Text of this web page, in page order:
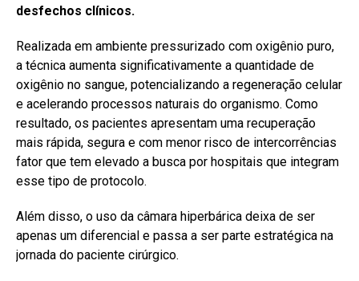
desfechos clínicos.
Realizada em ambiente pressurizado com oxigênio puro,
a técnica aumenta significativamente a quantidade de
oxigênio no sangue, potencializando a regeneração celular
e acelerando processos naturais do organismo. Como
resultado, os pacientes apresentam uma recuperação
mais rápida, segura e com menor risco de intercorrências
fator que tem elevado a busca por hospitais que integram
esse tipo de protocolo.
Além disso, o uso da câmara hiperbárica deixa de ser
apenas um diferencial e passa a ser parte estratégica na
jornada do paciente cirúrgico.